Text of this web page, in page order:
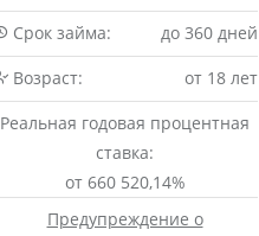
Срок займа:
до 360 дней
Возраст:
от 18 лет
Реальная годовая процентная
ставка:
от 660 520,14%
Предупреждение о